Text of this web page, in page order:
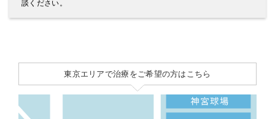
談ください。
東京エリアで治療をご希望の方はこちら